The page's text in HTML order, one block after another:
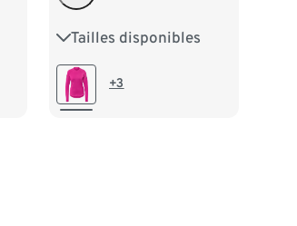
Tailles disponibles
XS 32/34 S 36/38
M 40/42+3